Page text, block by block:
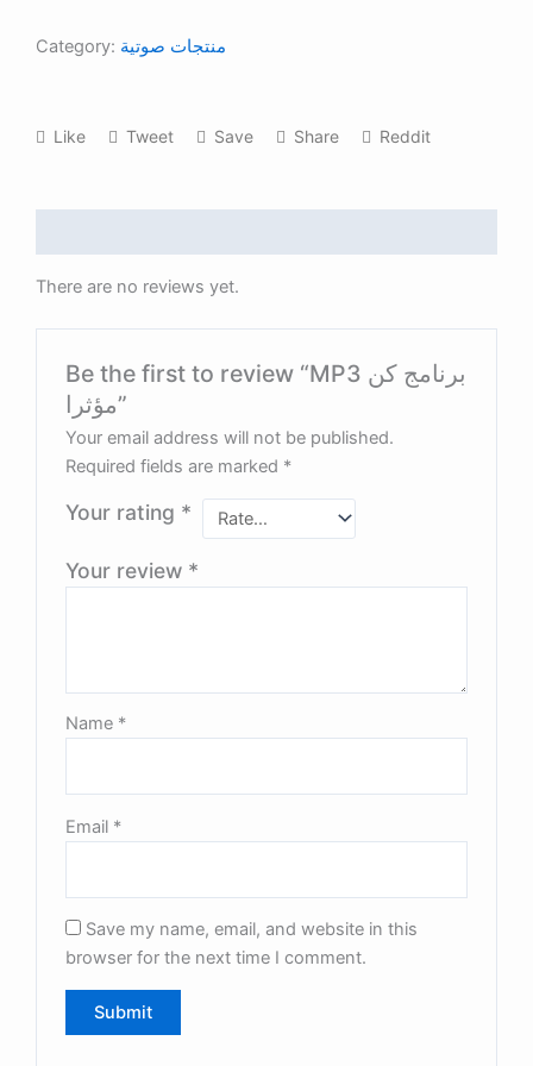
Category: منتجات صوتية
Like Tweet Save Share Reddit
There are no reviews yet.
Be the first to review “MP3 برنامج كن
مؤثرا”
Your email address will not be published.
Required fields are marked *
Your rating *
Your review *
Name *
Email *
Save my name, email, and website in this
browser for the next time I comment.